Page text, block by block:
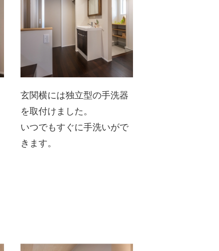
玄関横には独立型の手洗器
を取付けました。
いつでもすぐに手洗いがで
きます。